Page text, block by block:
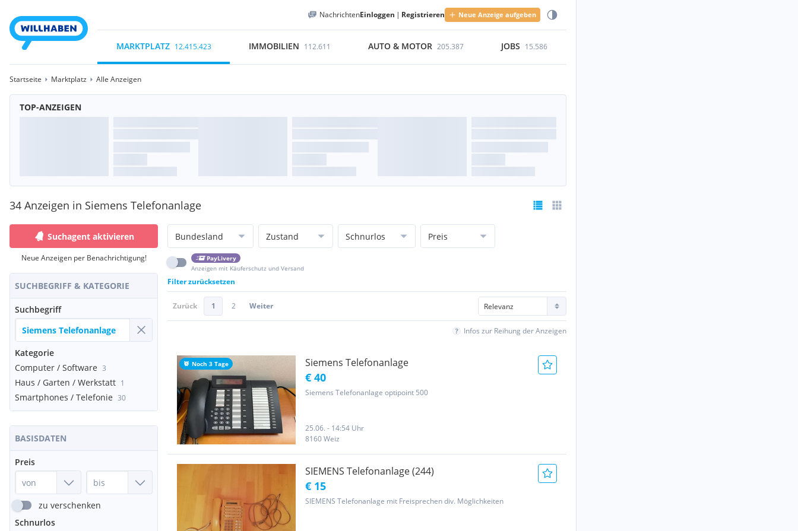
NachrichtenEinloggen | Registrieren Neue Anzeige aufgeben
MARKTPLATZ 12.415.423 IMMOBILIEN 112.611 AUTO & MOTOR 205.387 JOBS 15.586
Startseite Marktplatz Alle Anzeigen
TOP-ANZEIGEN
34 Anzeigen in Siemens Telefonanlage
Suchagent aktivieren
Neue Anzeigen per Benachrichtigung!
SUCHBEGRIFF & KATEGORIE
Suchbegriff
Kategorie
Computer / Software 3
Haus / Garten / Werkstatt 1
Smartphones / Telefonie 30
BASISDATEN
Preis
zu verschenken
Schnurlos
Bundesland Zustand Schnurlos Preis
PayLivery
Anzeigen mit Käuferschutz und Versand
Filter zurücksetzen
Zurück 1 2 Weiter
Infos zur Reihung der Anzeigen
Noch 3 Tage Siemens Telefonanlage
€ 40
Siemens Telefonanlage optipoint 500
25.06. - 14:54 Uhr
8160 Weiz
SIEMENS Telefonanlage (244)
€ 15
SIEMENS Telefonanlage mit Freisprechen div. Möglichkeiten